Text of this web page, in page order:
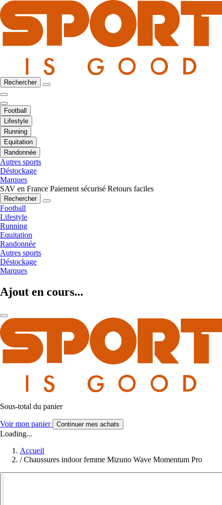
Rechercher
Football
Lifestyle
Running
Equitation
Randonnée
Autres sports
Déstockage
Marques
SAV en France Paiement sécurisé Retours faciles
Rechercher
Football
Lifestyle
Running
Equitation
Randonnée
Autres sports
Déstockage
Marques
Ajout en cours...
Sous-total du panier
Voir mon panier Continuer mes achats
Loading...
Accueil
/ Chaussures indoor femme Mizuno Wave Momentum Pro